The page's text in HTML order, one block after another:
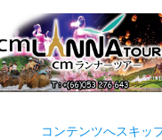
コンテンツへスキッ